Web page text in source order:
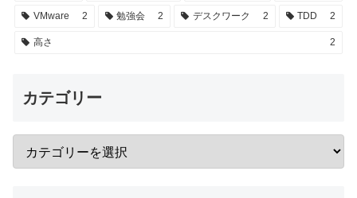
VMware 2 勉強会 2 デスクワーク 2 TDD 2
高さ 2
カテゴリー